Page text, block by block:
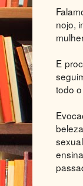
nojo,
E
todo